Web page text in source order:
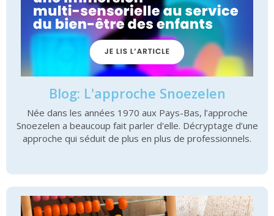
Blog: L'approche Snoezelen
Née dans les années 1970 aux Pays-Bas, l’approche
Snoezelen a beaucoup fait parler d'elle. Décryptage d’une
approche qui séduit de plus en plus de professionnels.